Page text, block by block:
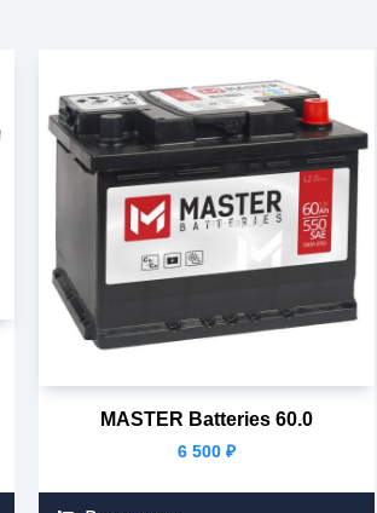
MASTER Batteries 60.0
6 500 ₽